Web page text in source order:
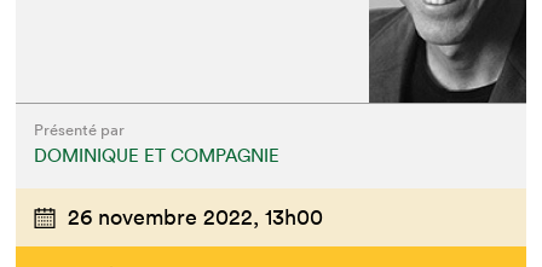
Présenté par
DOMINIQUE ET COMPAGNIE
26 novembre 2022, 13h00